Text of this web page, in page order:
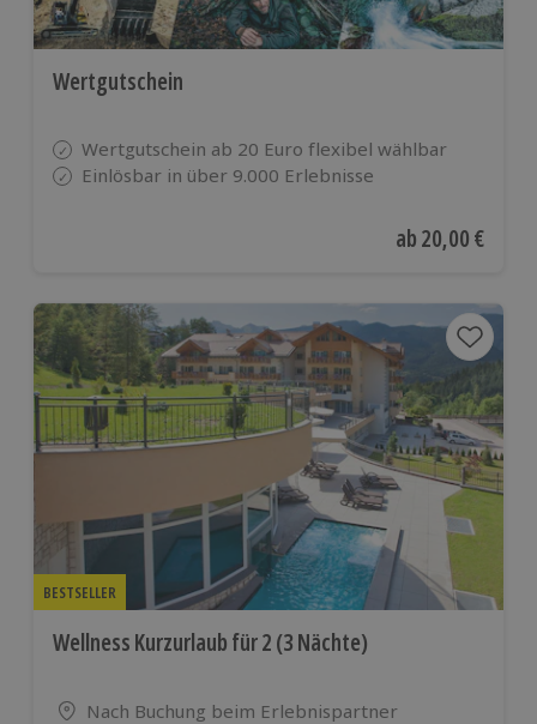
Wertgutschein
Wertgutschein ab 20 Euro flexibel wählbar
Einlösbar in über 9.000 Erlebnisse
Aktueller Preis
ab20,00 €
BESTSELLER
Wellness Kurzurlaub für 2 (3 Nächte)
Standort
Nach Buchung beim Erlebnispartner